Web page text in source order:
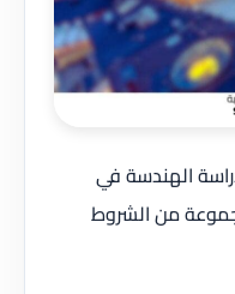
الهندسة في
من الشروط